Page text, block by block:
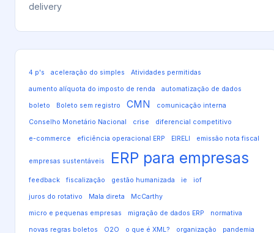
delivery
4 p's aceleração do simples Atividades permitidas
aumento alíquota do imposto de renda automatização de dados
boleto Boleto sem registro CMN comunicação interna
Conselho Monetário Nacional crise diferencial competitivo
e-commerce eficiência operacional ERP EIRELI emissão nota fiscal
empresas sustentáveis ERP para empresas
feedback fiscalização gestão humanizada ie iof
juros do rotativo Mala direta McCarthy
micro e pequenas empresas migração de dados ERP normativa
novas regras boletos O2O o que é XML? organização pandemia